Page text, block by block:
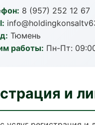
8 (957) 252 12 67
Тюмень
работы: Пн-Пт:
и